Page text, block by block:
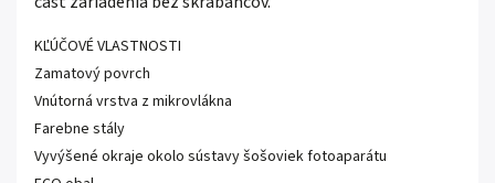
KĽÚČOVÉ VLASTNOSTI
Zamatový povrch
Vnútorná vrstva z mikrovlákna
Farebne stály
Vyvýšené okraje okolo sústavy šošoviek fotoaparátu